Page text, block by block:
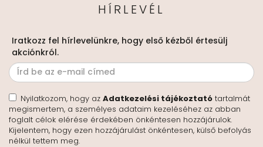
HÍRLEVÉL
Iratkozz fel hírlevelünkre, hogy első kézből értesülj
akciónkról.
Nyilatkozom, hogy az Adatkezelési tájékoztató tartalmát
megismertem, a személyes adataim kezeléséhez az abban
foglalt célok elérése érdekében önkéntesen hozzájárulok.
Kijelentem, hogy ezen hozzájárulást önkéntesen, külső befolyás
nélkül tettem meg.